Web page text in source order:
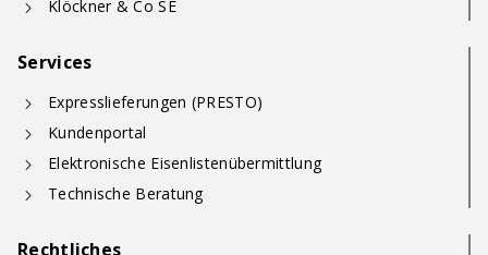
Klöckner & Co SE
Services
Expresslieferungen (PRESTO)
Kundenportal
Elektronische Eisenlistenübermittlung
Technische Beratung
Rechtliches